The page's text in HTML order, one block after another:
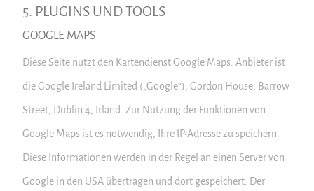
5. PLUGINS UND TOOLS
GOOGLE MAPS
Diese Seite nutzt den Kartendienst Google Maps. Anbieter ist
die Google Ireland Limited („Google“), Gordon House, Barrow
Street, Dublin 4, Irland. Zur Nutzung der Funktionen von
Google Maps ist es notwendig, Ihre IP-Adresse zu speichern.
Diese Informationen werden in der Regel an einen Server von
Google in den USA übertragen und dort gespeichert. Der